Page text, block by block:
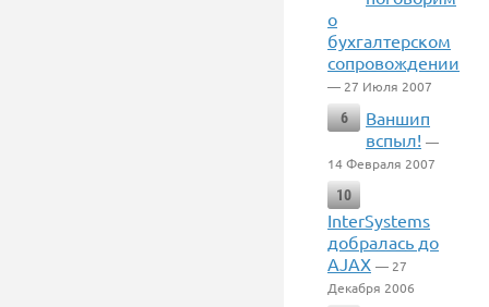
о
бухгалтерском
сопровождении
— 27 Июля 2007
6
Ваншип
вспыл! —
14 Февраля 2007
10
InterSystems
добралась до
AJAX — 27
Декабря 2006